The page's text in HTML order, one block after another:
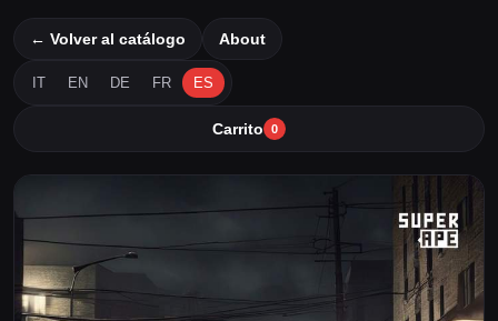
← Volver al catálogo About
IT EN DE FR ES
Carrito 0